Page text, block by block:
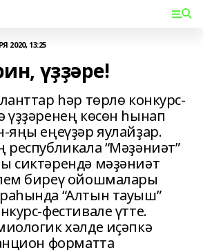
2020, 13:25
үҙҙәре!
һәр төрлө конкурс-
үҙҙәренең көсөн һынап
еңеүҙәр яулайҙар.
“Мәҙәниәт”
сиктәрендә мәҙәниәт
биреү ойошмалары
“Алтын тауыш”
фестивале үтте.
хәлде иҫәпкә
форматта